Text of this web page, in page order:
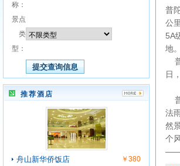
称：
景点
类
型：
推荐酒店
舟山新华侨饭店 ￥380
普
公
5A
地。
普
日
普
法
然
个
——